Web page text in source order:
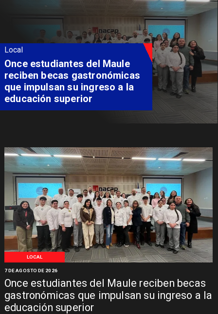
LOCAL
Once estudiantes del Maule reciben becas
gastronómicas que impulsan su ingreso a la
educación superior
7 DE AGOSTO DE 2026
Local
Álvarez-Salamanca lidera la
apuesta regional para
consolidar el Paso Pehuenche
como alternativa a Los
Libertadores